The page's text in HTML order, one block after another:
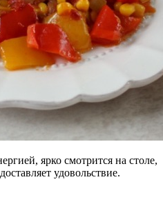
ярко смотрится на столе,
удовольствие.